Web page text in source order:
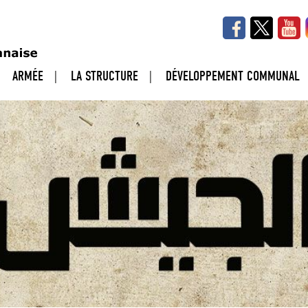
ARMÉE LA STRUCTURE DÉVELOPPEMENT COMMUNAL